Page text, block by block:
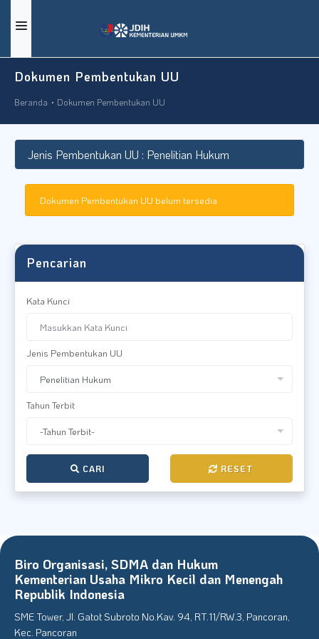
BERANDA
DOKUMEN
BERITA
TENTANG KAMI
DOKUMEN PEMBENTUKAN PUU
KONTAK KAMI
EN|ID
Dokumen Pembentukan UU
Beranda Dokumen Pembentukan UU
Dokumen Pembentukan UU belum tersedia
Pencarian
Kata Kunci
Jenis Pembentukan UU
Tahun Terbit
CARI RESET
Biro Organisasi, SDMA dan Hukum
Kementerian Usaha Mikro Kecil dan Menengah
Republik Indonesia
SME Tower, Jl. Gatot Subroto No.Kav. 94, RT.11/RW.3, Pancoran,
Kec. Pancoran